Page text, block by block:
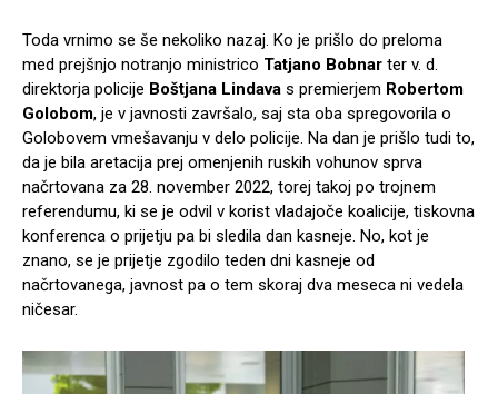
Toda vrnimo se še nekoliko nazaj. Ko je prišlo do preloma
med prejšnjo notranjo ministrico Tatjano Bobnar ter v. d.
direktorja policije Boštjana Lindava s premierjem Robertom
Golobom, je v javnosti završalo, saj sta oba spregovorila o
Golobovem vmešavanju v delo policije. Na dan je prišlo tudi to,
da je bila aretacija prej omenjenih ruskih vohunov sprva
načrtovana za 28. november 2022, torej takoj po trojnem
referendumu, ki se je odvil v korist vladajoče koalicije, tiskovna
konferenca o prijetju pa bi sledila dan kasneje. No, kot je
znano, se je prijetje zgodilo teden dni kasneje od
načrtovanega, javnost pa o tem skoraj dva meseca ni vedela
ničesar.